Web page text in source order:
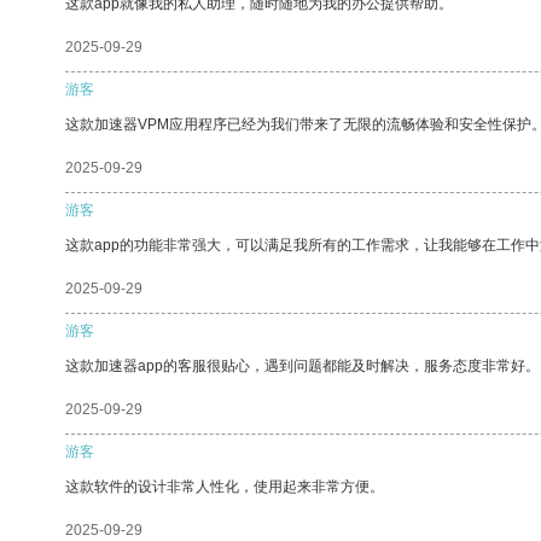
这款app就像我的私人助理，随时随地为我的办公提供帮助。
2025-09-29
游客
这款加速器VPM应用程序已经为我们带来了无限的流畅体验和安全性保护。
2025-09-29
游客
这款app的功能非常强大，可以满足我所有的工作需求，让我能够在工作中
2025-09-29
游客
这款加速器app的客服很贴心，遇到问题都能及时解决，服务态度非常好。
2025-09-29
游客
这款软件的设计非常人性化，使用起来非常方便。
2025-09-29